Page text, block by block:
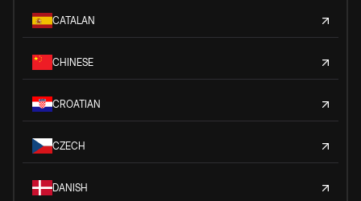
CATALAN
CHINESE
CROATIAN
CZECH
DANISH